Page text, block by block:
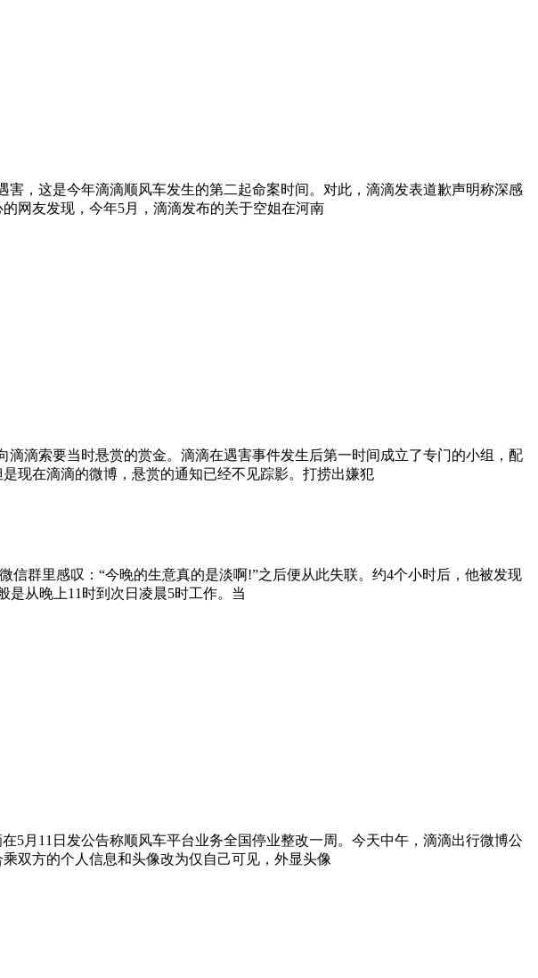
害，这是今年滴滴顺风车发生的第二起命案时间。对此，滴滴发表道歉声明称深感
网友发现，今年5月，滴滴发布的关于空姐在河南
滴索要当时悬赏的赏金。滴滴在遇害事件发生后第一时间成立了专门的小组，配
现在滴滴的微博，悬赏的通知已经不见踪影。打捞出嫌犯
信群里感叹：“今晚的生意真的是淡啊!”之后便从此失联。约4个小时后，他被发现
从晚上11时到次日凌晨5时工作。当
5月11日发公告称顺风车平台业务全国停业整改一周。今天中午，滴滴出行微博公
双方的个人信息和头像改为仅自己可见，外显头像